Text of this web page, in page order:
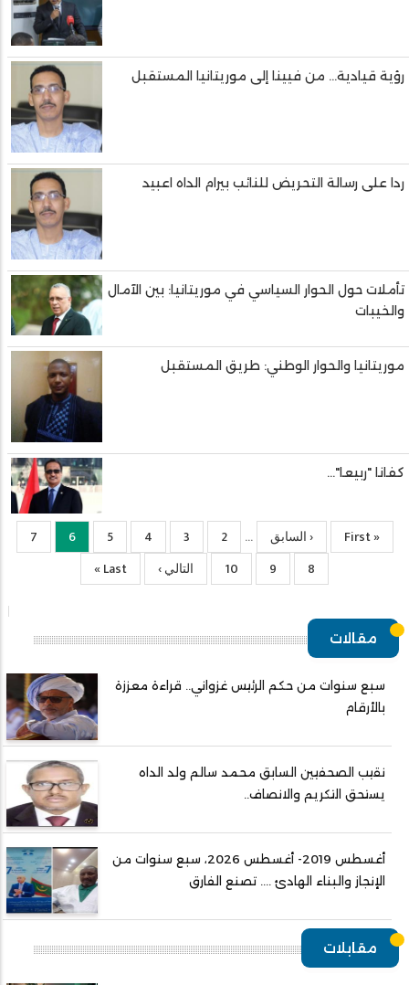
رؤية قيادية... من فيينا إلى موريتانيا المستقبل
ردا على رسالة التحريض للنائب بيرام الداه اعبيد
تأملات حول الحوار السياسي في موريتانيا: بين الآمال
والخيبات
موريتانيا والحوار الوطني: طريق المستقبل
كفانا "ربيعا"…
First
page
« First
Previous
page
‹ السابق … الصفحة
2 الصفحة
3 الصفحة
4 الصفحة
5
Current
page
6
7
الصفحة
8 الصفحة
9 الصفحة
10
الصفحة
التالية
التالي ›
Last
page
Last »
مقالات
سبع سنوات من حكم الرئيس غزواني.. قراءة معززة
بالأرقام
نقيب الصحفيين السابق محمد سالم ولد الداه
يستحق التكريم والانصاف..
أغسطس 2019- أغسطس 2026، سبع سنوات من
الإنجاز والبناء الهادئ .... تصنع الفارق
مقابلات